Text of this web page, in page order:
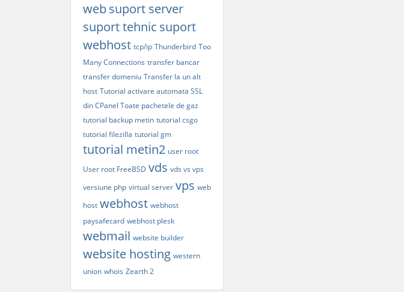
websuport server
suport tehnic suport
webhost tcp/ip Thunderbird Too
Many Connections transfer bancar
transfer domeniu Transfer la un alt
host Tutorial activare automata SSL
din CPanel Toate pachetele de gaz
tutorial backup metin tutorial csgo
tutorial filezilla tutorial gm
tutorial metin2 user root
User root FreeBSD vds vds vs vps
versiune php virtual server vps web
host webhost webhost
paysafecard webhost plesk
webmail website builder
website hosting western
union whois Zearth 2